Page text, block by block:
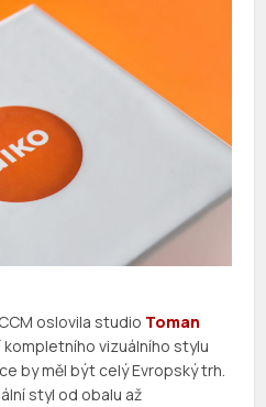
oslovila studio Toman
kompletního vizuálního stylu
by měl být celý Evropský trh.
styl od obalu až